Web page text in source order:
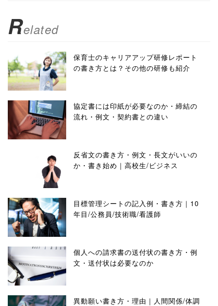
Related
保育士のキャリアアップ研修レポート
の書き方とは？その他の研修も紹介
協定書には印紙が必要なのか・締結の
流れ・例文・契約書との違い
反省文の書き方・例文・長文がいいの
か・書き始め｜高校生/ビジネス
目標管理シートの記入例・書き方｜10
年目/公務員/技術職/看護師
個人への請求書の送付状の書き方・例
文・送付状は必要なのか
異動願い書き方・理由｜人間関係/体調